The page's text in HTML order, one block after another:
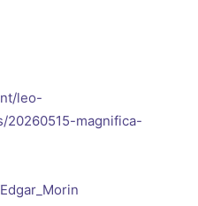
leo-
20260515-magnifica-